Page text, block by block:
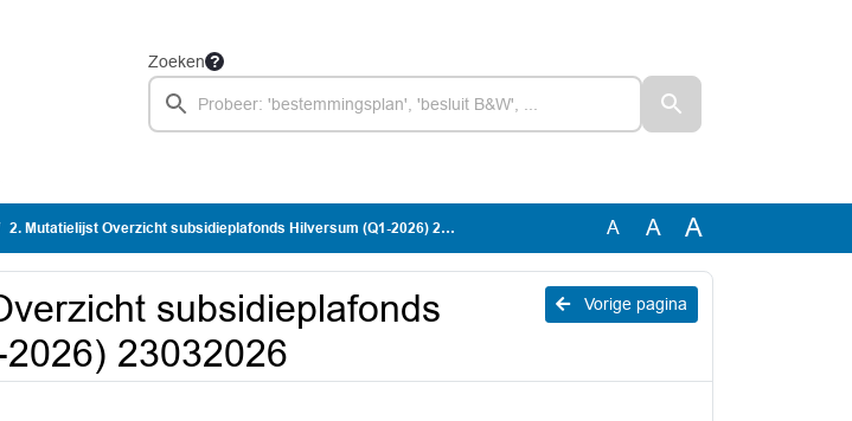
Zoeken
2. Mutatielijst Overzicht subsidieplafonds Hilversum (Q1-2026) 23032026 A A A
Vorige pagina
subsidieplafonds
23032026